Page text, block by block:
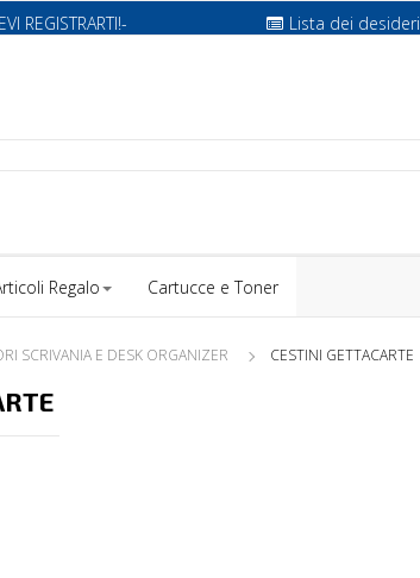
REGISTRARTI!- Lista dei desideri
Regalo Cartucce e Toner
SCRIVANIA E DESK ORGANIZER CESTINI GETTACARTE